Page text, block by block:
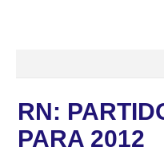
RN:
PARA 2012